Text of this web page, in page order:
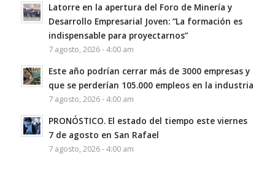
Latorre en la apertura del Foro de Minería y
Desarrollo Empresarial Joven: “La formación es
indispensable para proyectarnos”
7 agosto, 2026 - 4:00 am
Este año podrían cerrar más de 3000 empresas y
que se perderían 105.000 empleos en la industria
7 agosto, 2026 - 4:00 am
PRONÓSTICO. El estado del tiempo este viernes
7 de agosto en San Rafael
7 agosto, 2026 - 4:00 am